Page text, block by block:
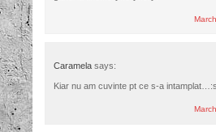
Caramela says:
Kiar nu am cuvinte pt ce s-a